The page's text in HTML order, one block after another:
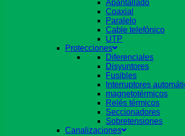
Apantallado
Coaxial
Paralelo
Cable telefónico
UTP
Protecciones
Diferenciales
Disyuntores
Fusibles
Interruptores
magnetotérmicos
Relés térmicos
Seccionadores
Sobretensiones
Canalizaciones